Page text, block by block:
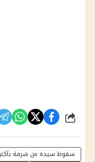
شارك
سقوط سيدة من شرفة